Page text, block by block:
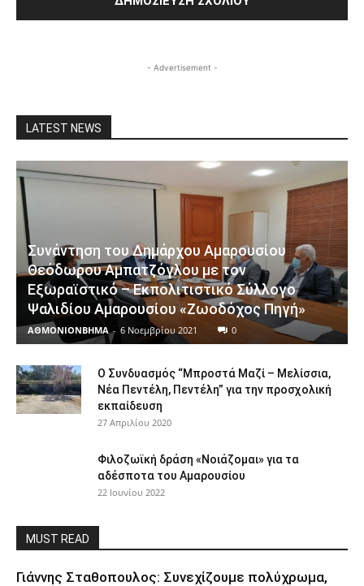
- Advertisement -
LATEST NEWS
Συνάντηση του Δημάρχου Αμαρουσίου
Θεόδωρου Αμπατζόγλου με τον
Εξωραϊστικό – Εκπολιτιστικό Σύλλογο
Ψαλιδίου Αμαρουσίου «Ζωοδόχος Πηγή»
ΑΘΜΟΝΙΟΝΒΗΜΑ - 6 Νοεμβρίου 2021 0
O Συνδυασμός “Μπροστά Μαζί – Μελίσσια,
Νέα Πεντέλη, Πεντέλη” για την προσχολική
εκπαίδευση
27 Απριλίου 2020
Φιλοζωϊκή δράση «Νοιάζομαι» για τα
αδέσποτα του Αμαρουσίου
22 Ιουνίου 2022
MUST READ
Γιάννης Σταθοπουλος: Συνεχίζουμε πολύχρωμα,